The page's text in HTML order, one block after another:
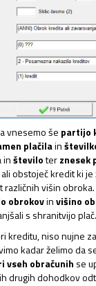
vnesemo še partijo
plačilain
inšteviloterznesek
obstoječ kredit ki
različnih višin
obrokovinvišino
s shranitvijo plač.
kreditu, niso nujne
kadar želimo da
vseh obračunih se
drugih dohodkov